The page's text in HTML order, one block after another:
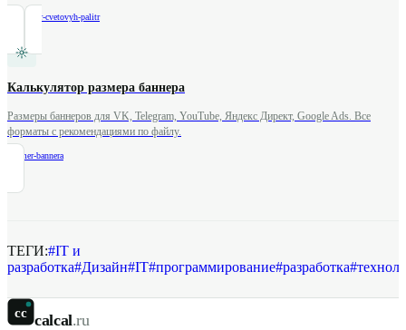
generator-cvetovyh-palitr
Калькулятор размера баннера
Размеры баннеров для VK, Telegram, YouTube, Яндекс Директ, Google Ads. Все
форматы с рекомендациями по файлу.
razmer-bannera
ТЕГИ:#IT и
разработка#Дизайн#IT#программирование#разработка#
cc calcal.ru